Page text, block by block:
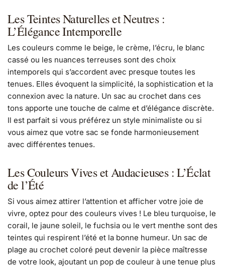
Les Teintes Naturelles et Neutres :
L’Élégance Intemporelle
Les couleurs comme le beige, le crème, l’écru, le blanc
cassé ou les nuances terreuses sont des choix
intemporels qui s’accordent avec presque toutes les
tenues. Elles évoquent la simplicité, la sophistication et la
connexion avec la nature. Un sac au crochet dans ces
tons apporte une touche de calme et d’élégance discrète.
Il est parfait si vous préférez un style minimaliste ou si
vous aimez que votre sac se fonde harmonieusement
avec différentes tenues.
Les Couleurs Vives et Audacieuses : L’Éclat
de l’Été
Si vous aimez attirer l’attention et afficher votre joie de
vivre, optez pour des couleurs vives ! Le bleu turquoise, le
corail, le jaune soleil, le fuchsia ou le vert menthe sont des
teintes qui respirent l’été et la bonne humeur. Un sac de
plage au crochet coloré peut devenir la pièce maîtresse
de votre look, ajoutant un pop de couleur à une tenue plus